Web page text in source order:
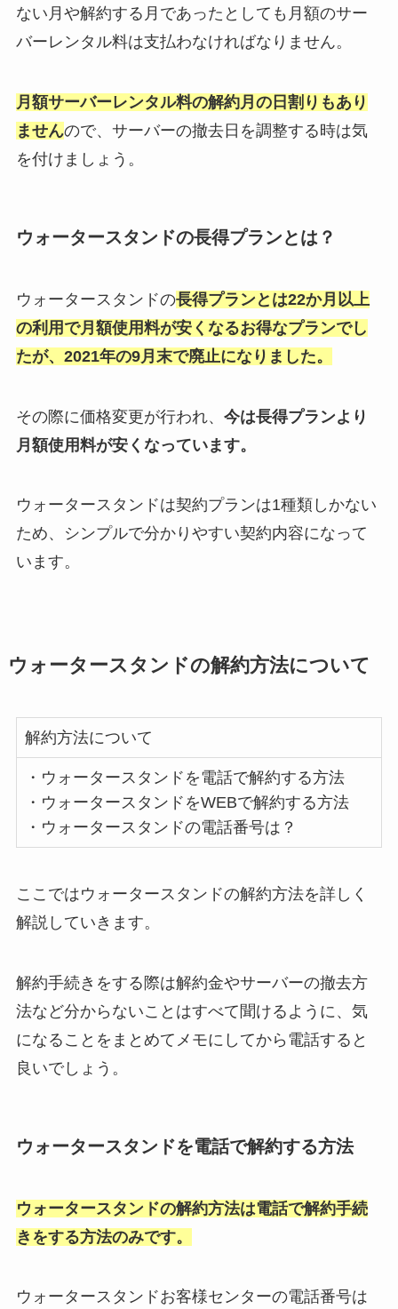
ない月や解約する月であったとしても月額のサー
バーレンタル料は支払わなければなりません。
月額サーバーレンタル料の解約月の日割りもあり
ませんので、サーバーの撤去日を調整する時は気
を付けましょう。
ウォータースタンドの長得プランとは？
ウォータースタンドの長得プランとは22か月以上
の利用で月額使用料が安くなるお得なプランでし
たが、2021年の9月末で廃止になりました。
その際に価格変更が行われ、 今は長得プランより
月額使用料が安くなっています。
ウォータースタンドは契約プランは1種類しかない
ため、シンプルで分かりやすい契約内容になって
います。
ウォータースタンドの解約方法について
解約方法について
・ウォータースタンドを電話で解約する方法
・ウォータースタンドをWEBで解約する方法
・ウォータースタンドの電話番号は？
ここではウォータースタンドの解約方法を詳しく
解説していきます。
解約手続きをする際は解約金やサーバーの撤去方
法など分からないことはすべて聞けるように、気
になることをまとめてメモにしてから電話すると
良いでしょう。
ウォータースタンドを電話で解約する方法
ウォータースタンドの解約方法は電話で解約手続
きをする方法のみです。
ウォータースタンドお客様センターの電話番号は